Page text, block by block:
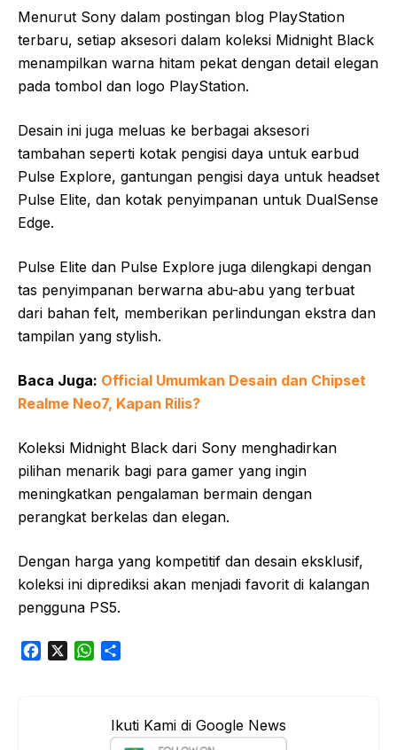
Menurut Sony dalam postingan blog PlayStation
terbaru, setiap aksesori dalam koleksi Midnight Black
menampilkan warna hitam pekat dengan detail elegan
pada tombol dan logo PlayStation.
Desain ini juga meluas ke berbagai aksesori
tambahan seperti kotak pengisi daya untuk earbud
Pulse Explore, gantungan pengisi daya untuk headset
Pulse Elite, dan kotak penyimpanan untuk DualSense
Edge.
Pulse Elite dan Pulse Explore juga dilengkapi dengan
tas penyimpanan berwarna abu-abu yang terbuat
dari bahan felt, memberikan perlindungan ekstra dan
tampilan yang stylish.
Baca Juga: Official Umumkan Desain dan Chipset
Realme Neo7, Kapan Rilis?
Koleksi Midnight Black dari Sony menghadirkan
pilihan menarik bagi para gamer yang ingin
meningkatkan pengalaman bermain dengan
perangkat berkelas dan elegan.
Dengan harga yang kompetitif dan desain eksklusif,
koleksi ini diprediksi akan menjadi favorit di kalangan
pengguna PS5.
W
e
Ikuti Kami di Google News